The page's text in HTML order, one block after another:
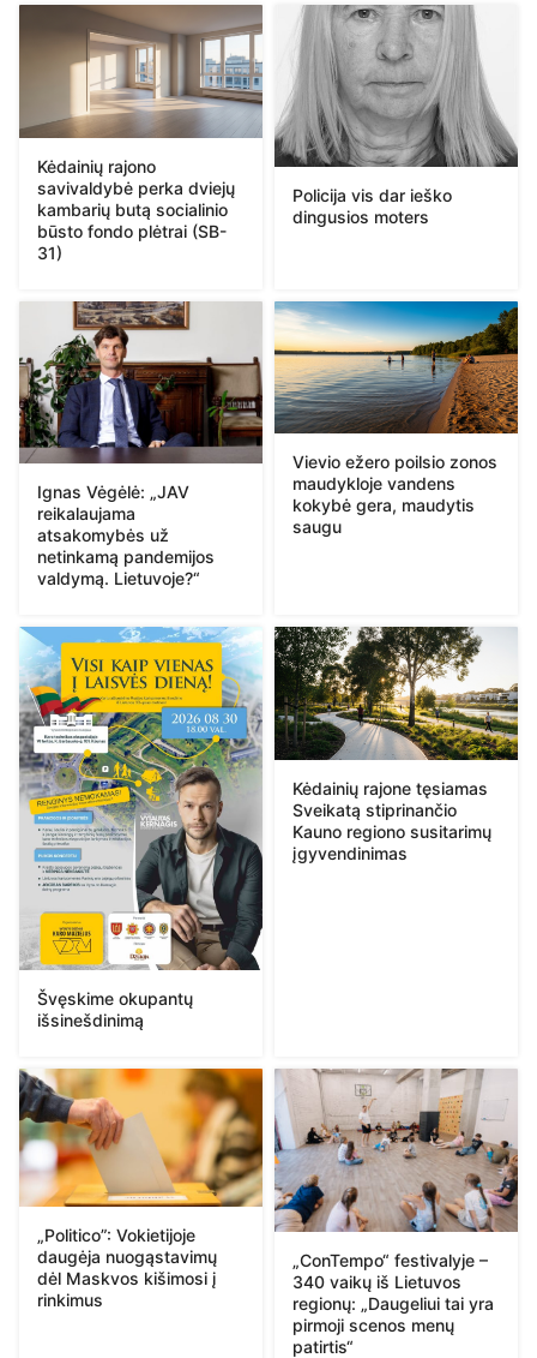
Kėdainių rajono
savivaldybė perka dviejų
kambarių butą socialinio
būsto fondo plėtrai (SB-
31)
Policija vis dar ieško
dingusios moters
Ignas Vėgėlė: „JAV
reikalaujama
atsakomybės už
netinkamą pandemijos
valdymą. Lietuvoje?“
Vievio ežero poilsio zonos
maudykloje vandens
kokybė gera, maudytis
saugu
Švęskime okupantų
išsinešdinimą
Kėdainių rajone tęsiamas
Sveikatą stiprinančio
Kauno regiono susitarimų
įgyvendinimas
„Politico”: Vokietijoje
daugėja nuogąstavimų
dėl Maskvos kišimosi į
rinkimus
„ConTempo“ festivalyje –
340 vaikų iš Lietuvos
regionų: „Daugeliui tai yra
pirmoji scenos menų
patirtis“